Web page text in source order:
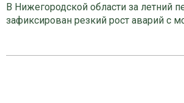
В Нижегородской области за летний
зафиксирован резкий рост аварий с